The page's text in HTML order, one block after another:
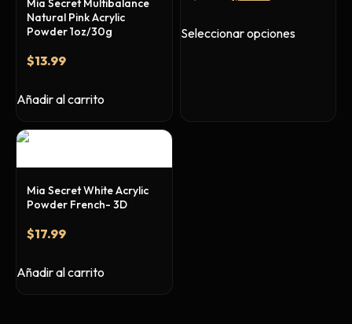
Primer y Antifungal
Mesas y Maletas
Máquinas de Pedicura
Otros
Ofertas
Mia Secret Multibalance
Natural Pink Acrylic
Powder 1oz/30g
$13.99
Añadir al carrito
Seleccionar opciones
Mia Secret White Acrylic
Powder French- 3D
$17.99
Añadir al carrito